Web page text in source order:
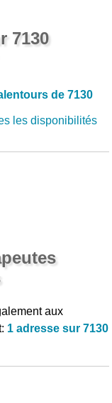
7130
de 7130
les disponibilités
aux
1 adresse sur 7130